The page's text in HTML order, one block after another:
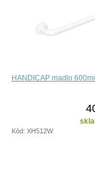
HANDICAP madlo
Kód: XH512W